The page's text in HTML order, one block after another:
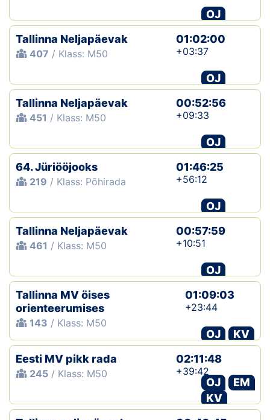
OJ
Tallinna Neljapäevak
407 / Klass: M50
01:02:00
+03:37
OJ
Tallinna Neljapäevak
451 / Klass: M50
00:52:56
+09:33
OJ
64. Jüriööjooks
219 / Klass: Põhirada
01:46:25
+56:12
OJ
Tallinna Neljapäevak
461 / Klass: M50
00:57:59
+10:51
OJ
Tallinna MV öises
orienteerumises
143 / Klass: M50
01:09:03
+23:44
OJ
KV
Eesti MV pikk rada
245 / Klass: M50
02:11:48
+39:42
OJ
EM
KV